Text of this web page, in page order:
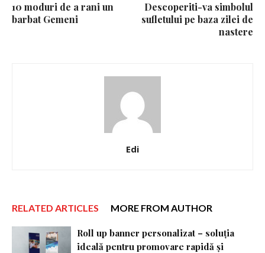
10 moduri de a rani un
barbat Gemeni
Descoperiti-va simbolul
sufletului pe baza zilei de
nastere
Edi
RELATED ARTICLES MORE FROM AUTHOR
Roll up banner personalizat – soluția
ideală pentru promovare rapidă și